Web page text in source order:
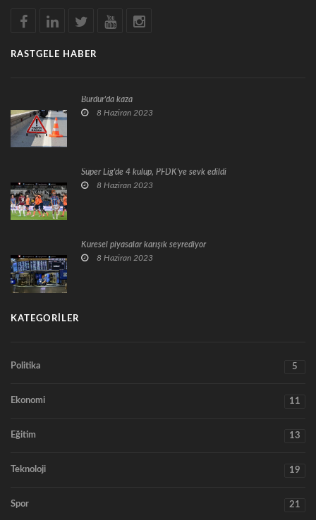
RASTGELE HABER
Burdur'da kaza
8 Haziran 2023
Süper Lig'de 4 kulüp, PFDK'ye sevk edildi
8 Haziran 2023
Küresel piyasalar karışık seyrediyor
8 Haziran 2023
KATEGORILER
Politika 5
Ekonomi 11
Eğitim 13
Teknoloji 19
Spor 21